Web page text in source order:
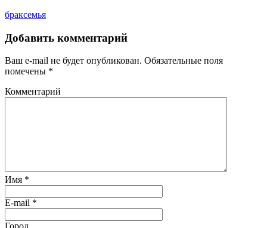
браксемья
Добавить комментарий
Ваш e-mail не будет опубликован. Обязательные поля
помечены *
Комментарий
Имя *
E-mail *